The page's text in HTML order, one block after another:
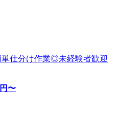
単仕分け作業◎未経験者歓迎
円〜